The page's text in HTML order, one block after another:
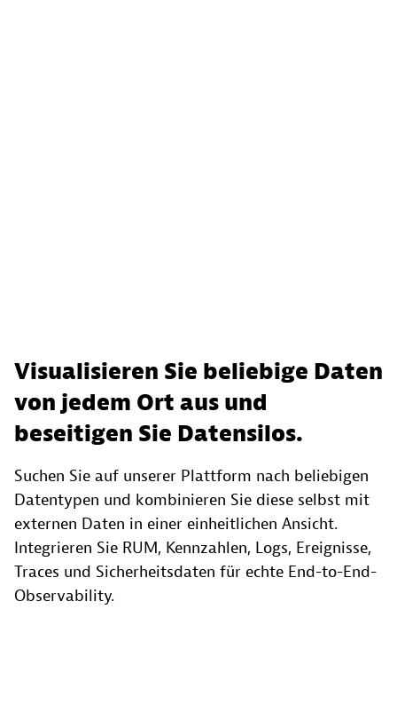
Visualisieren Sie beliebige Daten
von jedem Ort aus und
beseitigen Sie Datensilos.
Suchen Sie auf unserer Plattform nach beliebigen
Datentypen und kombinieren Sie diese selbst mit
externen Daten in einer einheitlichen Ansicht.
Integrieren Sie RUM, Kennzahlen, Logs, Ereignisse,
Traces und Sicherheitsdaten für echte End-to-End-
Observability.